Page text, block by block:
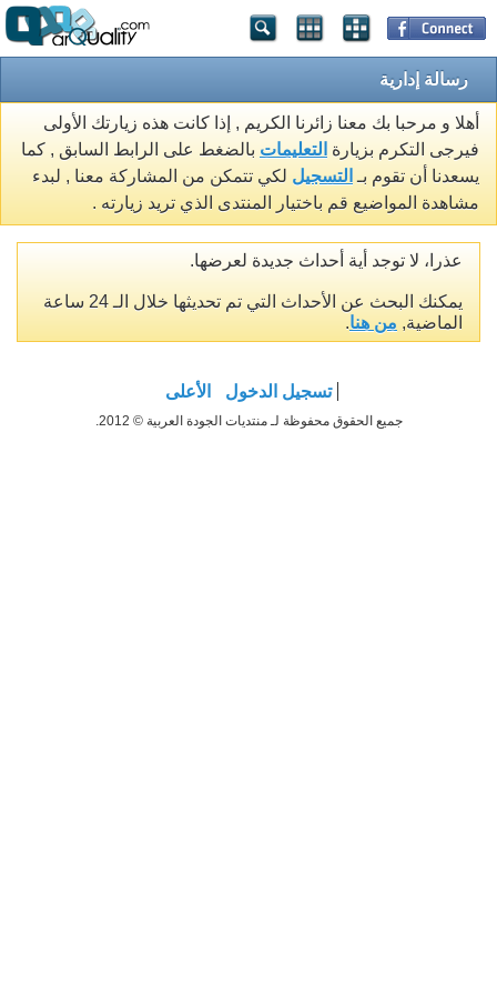
رسالة إدارية
أهلا و مرحبا بك معنا زائرنا الكريم , إذا كانت هذه زيارتك الأولى
فيرجى التكرم بزيارة التعليمات بالضغط على الرابط السابق , كما
يسعدنا أن تقوم بـ التسجيل لكي تتمكن من المشاركة معنا , لبدء
مشاهدة المواضيع قم باختيار المنتدى الذي تريد زيارته .
عذرا، لا توجد أية أحداث جديدة لعرضها.
يمكنك البحث عن الأحداث التي تم تحديثها خلال الـ 24 ساعة
الماضية, من هنا.
تسجيل الدخول الأعلى
جميع الحقوق محفوظة لـ منتديات الجودة العربية © 2012.